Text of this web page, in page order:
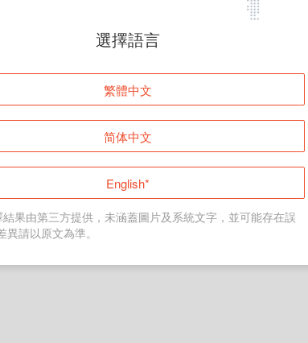
頁面無法顯示
登入
返回首頁
選擇語言
繁體中文
简体中文
English*
果由第三方提供，未涵蓋圖片及系統文字，並可能存在誤
異請以原文為準。